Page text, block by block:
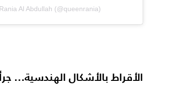
Al Abdullah (@queenrania)
الأقراط بالأشكال الهندسية…